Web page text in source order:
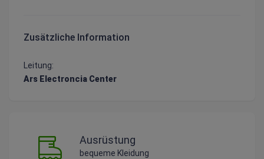
Zusätzliche Information
Leitung:
Ars Electroncia Center
Ausrüstung
bequeme Kleidung